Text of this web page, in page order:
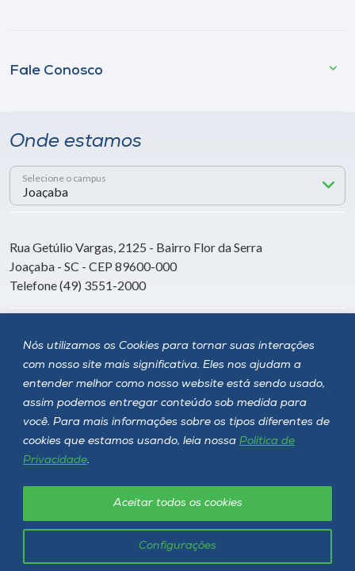
Nós utilizamos os Cookies para tornar suas interações
com nosso site mais significativa. Eles nos ajudam a
entender melhor como nosso website está sendo usado,
assim podemos entregar conteúdo sob medida para
você. Para mais informações sobre os tipos diferentes de
cookies que estamos usando, leia nossa Política de
Privacidade.
Configurações
Aceitar todos os cookies
Fale Conosco
Onde estamos
Selecione o campus
Rua Getúlio Vargas, 2125 - Bairro Flor da Serra
Joaçaba - SC - CEP 89600-000
Telefone (49) 3551-2000
Siga a Unoesc
Unoesc © 2026 - Todos os direitos reservados
Política de privacidade LGPD